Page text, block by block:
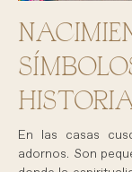
En las casas
adornos. Son